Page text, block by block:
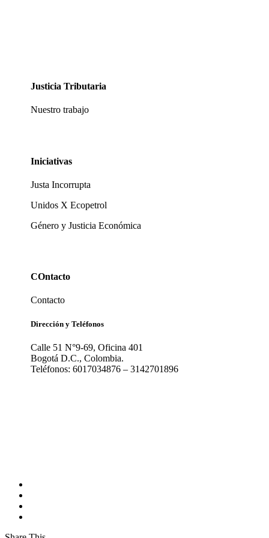
Justicia Tributaria
Nuestro trabajo
Iniciativas
Justa Incorrupta
Unidos X Ecopetrol
Género y Justicia Económica
COntacto
Contacto
Dirección y Teléfonos
Calle 51 N°9-69, Oficina 401
Bogotá D.C., Colombia.
Teléfonos: 6017034876 – 3142701896